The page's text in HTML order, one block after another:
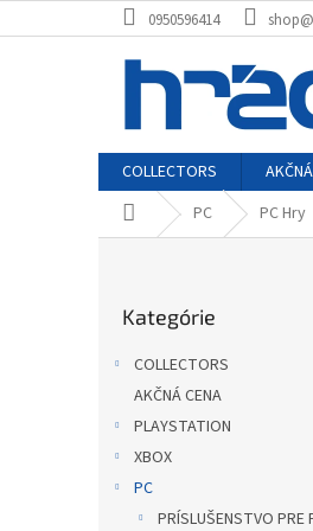
na
0950596414
COLLECTORS
DomovPC PC Hry
kategórie
Kategórie
COLLECTORS
AKČNÁ CENA
PLAYSTATION
XBOX
PC
PRÍSLUŠENSTVO PRE